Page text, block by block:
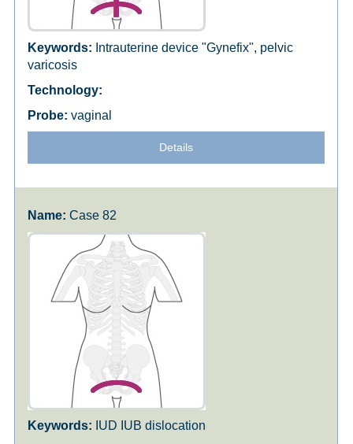
Intrauterine device "Gynefix", pelvic
varicosis
vaginal
Details
Case 82
IUD IUB dislocation